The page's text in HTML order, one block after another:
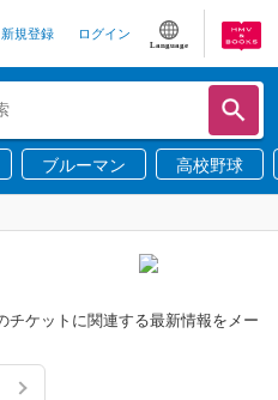
新規登録 ログイン
Language
ブルーマン 高校野球
チケットに関連する最新情報をメー